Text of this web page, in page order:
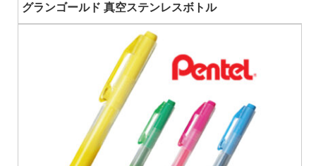
グランゴールド 真空ステンレスボトル